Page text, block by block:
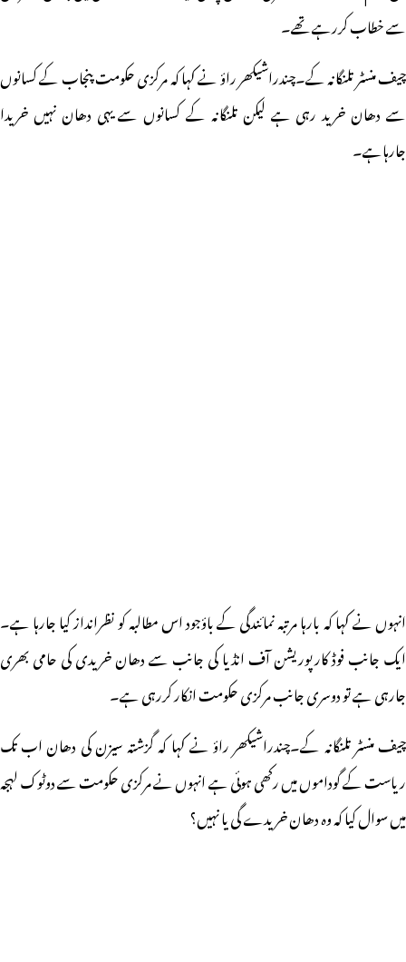
سے خطاب کررہے تھے۔
چیف منسٹر تلنگانہ کے۔چندراشیکھر راؤ نے کہا کہ مرکزی حکومت پنجاب کے کسانوں
سے دھان خرید رہی ہے لیکن تلنگانہ کے کسانوں سے یہی دھان نہیں خریدا
جارہاہے۔
انہوں نے کہا کہ بارہا مرتبہ نمائندگی کے باؤجود اس مطالبہ کو نظرانداز کیا جارہا ہے۔
ایک جانب فوڈ کارپوریشن آف انڈیا کی جانب سے دھان خریدی کی حامی بھری
جارہی ہے تو دوسری جانب مرکزی حکومت انکار کررہی ہے۔
چیف منسٹر تلنگانہ کے۔چندراشیکھر راؤ نے کہا کہ گزشتہ سیزن کی دھان اب تک
ریاست کے گوداموں میں رکھی ہوئی ہے انہوں نے مرکزی حکومت سے دوٹوک لہجہ
میں سوال کیا کہ وہ دھان خریدے گی یا نہیں؟